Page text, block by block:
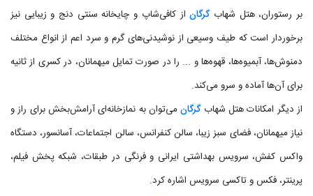
بر رستوران، هتل شهابگرگان از کافی‌شاپ و چایخانه سنتی دنج و زیبایی نیز
برخوردار است که طیف وسیعی از نوشیدنی‌های گرم و سرد اعم از انواع مختلف
دمنوش‌ها، آبمیوه‌ها، قهوه‌ها و ... را در صورت تمایل میهمانان، در کسری از ثانیه
برای آن‌ها آماده و سرو می‌کند.
از دیگر امکانات هتل شهابگرگانمی‌توان به نمازخانه‌ای آرامش‌بخش برای راز و
نیاز میهمانان، فضای سبز زیبا، سالن کنفرانس، سالن اجتماعات، آسانسور، دستگاه
واکس کفش، سرویس بهداشتی ایرانی و فرنگی در طبقات، شبکه پخش فیلم،
پرینتر، فکس و تاکسی سرویس اشاره کرد.